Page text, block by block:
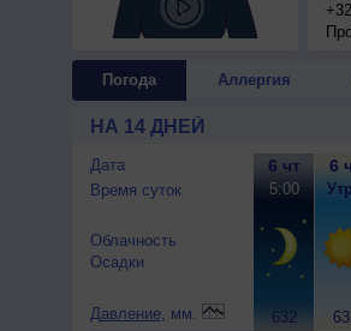
Погода Аллергия
НА 14 ДНЕЙ
Дата
Время суток
Облачность
Осадки
Давление, мм.
6 чт
5:00
632
6